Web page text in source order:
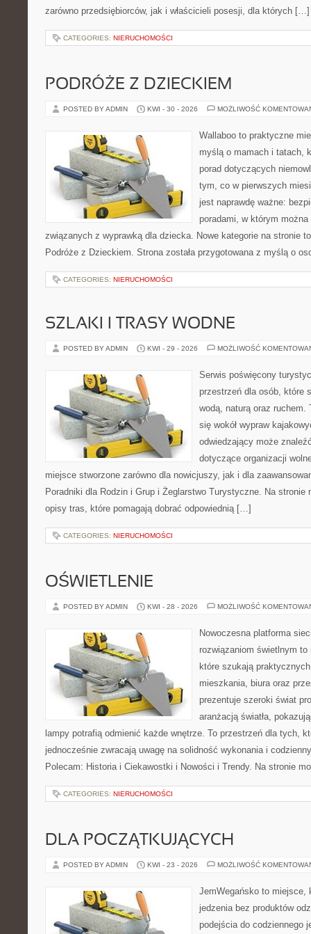
zarówno przedsiębiorców, jak i właścicieli posesji, dla których […]
CATEGORIES: NIERUCHOMOŚCI
PODRÓŻE Z DZIECKIEM
POSTED BY ADMIN KWI - 30 - 2026 MOŻLIWOŚĆ
Wallaboo to praktyczne
myślą o mamach i tatach,
porad dotyczących
tym, co w pierwszych
jest naprawdę ważne:
poradami, w którym
związanych z wyprawką dla dziecka. Nowe kategorie na stronie
Podróże z Dzieckiem. Strona została przygotowana z myślą o
CATEGORIES: NIERUCHOMOŚCI
SZLAKI I TRASY WODNE
POSTED BY ADMIN KWI - 29 - 2026 MOŻLIWOŚĆ
Serwis poświęcony
przestrzeń dla osób, które
wodą, naturą oraz ruchem.
się wokół wypraw
odwiedzający może
dotyczące organizacji
miejsce stworzone zarówno dla nowicjuszy, jak i dla
Poradniki dla Rodzin i Grup i Żeglarstwo Turystyczne. Na stronie
opisy tras, które pomagają dobrać odpowiednią […]
CATEGORIES: NIERUCHOMOŚCI
OŚWIETLENIE
POSTED BY ADMIN KWI - 28 - 2026 MOŻLIWOŚĆ
Nowoczesna platforma
rozwiązaniom świetlnym
które szukają
mieszkania, biura oraz
prezentuje szeroki świat
aranżacją światła,
lampy potrafią odmienić każde wnętrze. To przestrzeń dla tych,
jednocześnie zwracają uwagę na solidność wykonania i
Polecam: Historia i Ciekawostki i Nowości i Trendy. Na stronie
CATEGORIES: NIERUCHOMOŚCI
DLA POCZĄTKUJĄCYCH
POSTED BY ADMIN KWI - 23 - 2026 MOŻLIWOŚĆ
JemWegańsko to miejsce,
jedzenia bez produktów
podejścia do codziennego